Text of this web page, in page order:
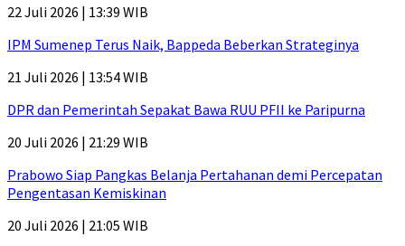
22 Juli 2026 | 13:39 WIB
IPM Sumenep Terus Naik, Bappeda Beberkan Strateginya
21 Juli 2026 | 13:54 WIB
DPR dan Pemerintah Sepakat Bawa RUU PFII ke Paripurna
20 Juli 2026 | 21:29 WIB
Prabowo Siap Pangkas Belanja Pertahanan demi Percepatan
Pengentasan Kemiskinan
20 Juli 2026 | 21:05 WIB